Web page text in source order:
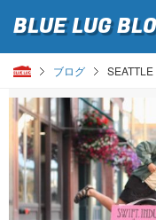
BLUE LUG
ブログ